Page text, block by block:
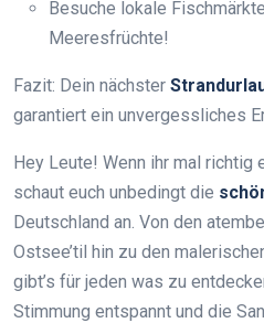
Besuche lokale
Meeresfrüchte!
Fazit: Dein nächster
garantiert ein unvergessliches
Hey Leute! Wenn ihr mal richtig
schaut euch unbedingt die
Deutschland an. Von den
Ostsee’til hin zu den
gibt’s für jeden was zu
Stimmung entspannt und die